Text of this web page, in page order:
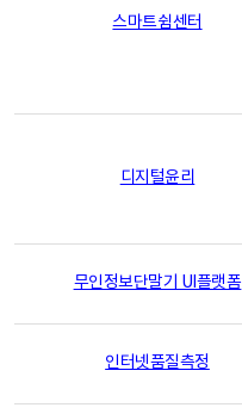
스마트쉼센터
디지털윤리
무인정보단말기 UI플랫폼
인터넷품질측정